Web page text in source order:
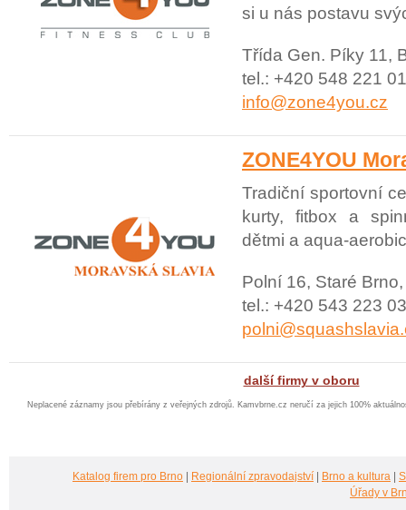
si u nás postavu
Třída Gen. Píky 11,
tel.: +420 548 221
info@zone4you.cz
ZONE4YOU
Tradiční sportovní
kurty, fitbox a
dětmi a aqua-
Polní 16, Staré
tel.: +420 543 223
další firmy v oboru
Neplacené záznamy jsou přebírány z veřejných zdrojů. Kamvbrne.cz neručí za jejich 100%
Katalog firem pro Brno Regionální zpravodajství Brno a kultura
Úřady v